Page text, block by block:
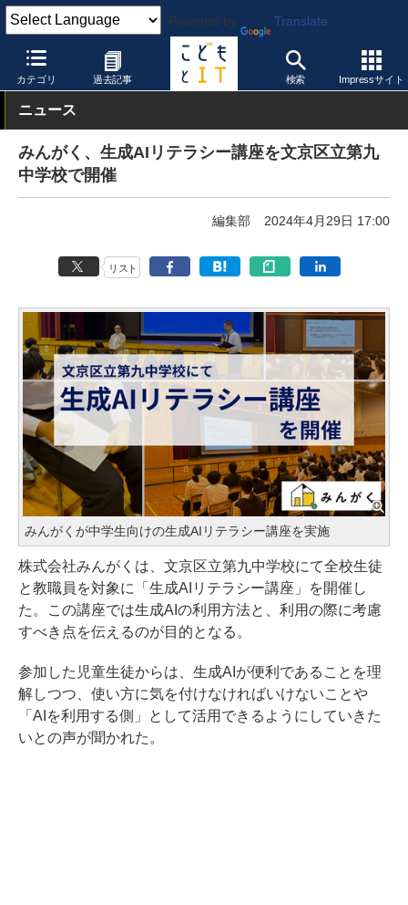
Powered by Translate
カテゴリ 過去記事 検索 Impressサイト
こどもとIT イベント・セミナー
ニュース
みんがく、生成AIリテラシー講座を文京区立第九
中学校で開催
編集部 2024年4月29日 17:00
リスト
みんがくが中学生向けの生成AIリテラシー講座を実施
株式会社みんがくは、文京区立第九中学校にて全校生徒
と教職員を対象に「生成AIリテラシー講座」を開催し
た。この講座では生成AIの利用方法と、利用の際に考慮
すべき点を伝えるのが目的となる。
参加した児童生徒からは、生成AIが便利であることを理
解しつつ、使い方に気を付けなければいけないことや
「AIを利用する側」として活用できるようにしていきた
いとの声が聞かれた。